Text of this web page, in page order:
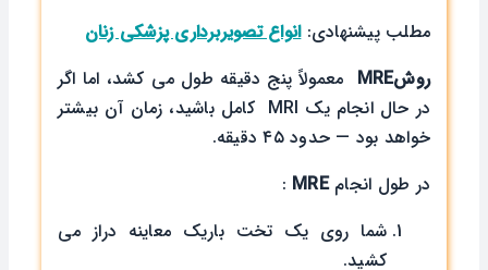
مطلب پیشنهادی:انواع تصویربرداری پزشکی زنان
روشMREمعمولاً پنج دقیقه طول می کشد، اما اگر
در حال انجام یک MRI کامل باشید، زمان آن بیشتر
خواهد بود — حدود ۴۵ دقیقه.
در طول انجامMRE
:
شما روی یک تخت باریک معاینه دراز می
کشید.